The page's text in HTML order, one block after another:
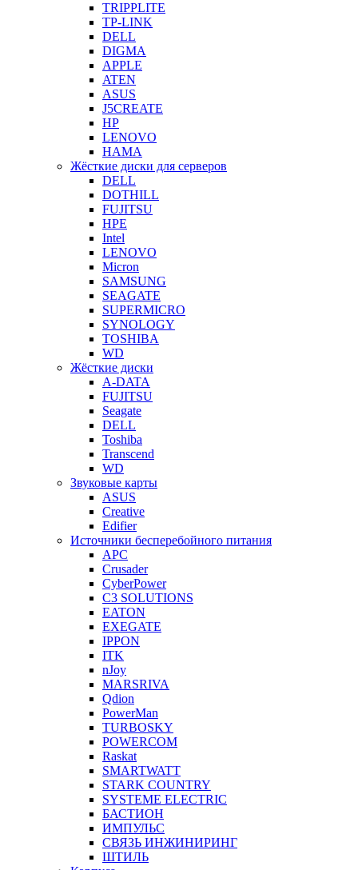
TRIPPLITE
TP-LINK
DELL
DIGMA
APPLE
ATEN
ASUS
J5CREATE
HP
LENOVO
HAMA
Жёсткие диски для серверов
DELL
DOTHILL
FUJITSU
HPE
Intel
LENOVO
Micron
SAMSUNG
SEAGATE
SUPERMICRO
SYNOLOGY
TOSHIBA
WD
Жёсткие диски
A-DATA
FUJITSU
Seagate
DELL
Toshiba
Transcend
WD
Звуковые карты
ASUS
Creative
Edifier
Источники бесперебойного питания
APC
Crusader
CyberPower
C3 SOLUTIONS
EATON
EXEGATE
IPPON
ITK
nJoy
MARSRIVA
Qdion
PowerMan
TURBOSKY
POWERCOM
Raskat
SMARTWATT
STARK COUNTRY
SYSTEME ELECTRIC
БАСТИОН
ИМПУЛЬС
СВЯЗЬ ИНЖИНИРИНГ
ШТИЛЬ